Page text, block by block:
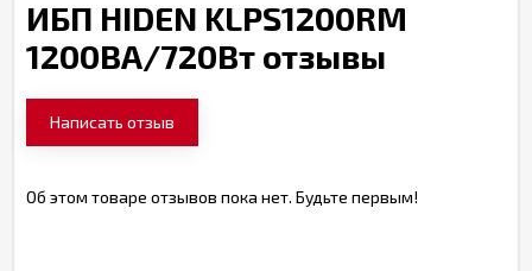
ИБП HIDEN KLPS1200RM
1200ВА/720Вт отзывы
Написать отзыв
Об этом товаре отзывов пока нет. Будьте первым!